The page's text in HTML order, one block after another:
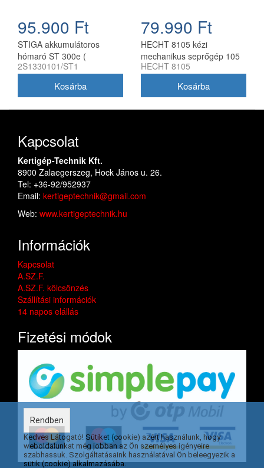
95.900 Ft
STIGA akkumulátoros
hómaró ST 300e (
akkumulátor és töltő nélkül )
2S1330101/ST1
79.990 Ft
HECHT 8105 kézi
mechanikus seprőgép 105
cm söprésszélességgel
HECHT 8105
Kapcsolat
Kertigép-Technik Kft.
8900 Zalaegerszeg, Hock János u. 26.
Tel: +36-92/952937
Email: kertigeptechnik@gmail.com
Web: www.kertigeptechnik.hu
Információk
Kapcsolat
A.SZ.F.
A.SZ.F. kölcsönzés
Szállítási információk
14 napos elállás
Fizetési módok
Rendben
Kedves Látogató! Sütiket (cookie) azért használunk, hogy
weboldalunkat még jobban az Ön személyes igényeire
szabhassuk. Szolgáltatásaink használatával Ön beleegyezik a
sütik (cookie) alkalmazásába.